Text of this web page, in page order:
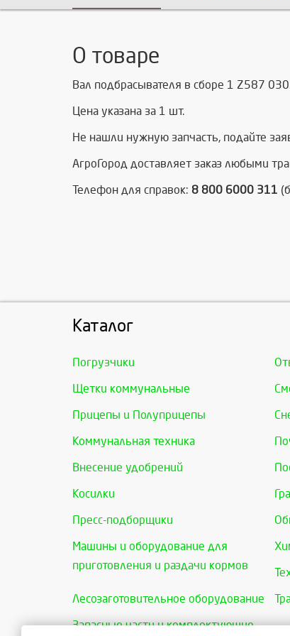
О товаре
Вал подбрасывателя в сборе 1 Z587
Цена указана за 1 шт.
Не нашли нужную запчасть, подайте
АгроГород доставляет заказ любыми
Телефон для справок: 8 800 6000 311
Каталог
Погрузчики
Щетки коммунальные
Прицепы и Полуприцепы
Коммунальная техника
Внесение удобрений
Косилки
Пресс-подборщики
Машины и оборудование для
приготовления и раздачи кормов
Лесозаготовительное оборудование
Запасные части и комплектующие